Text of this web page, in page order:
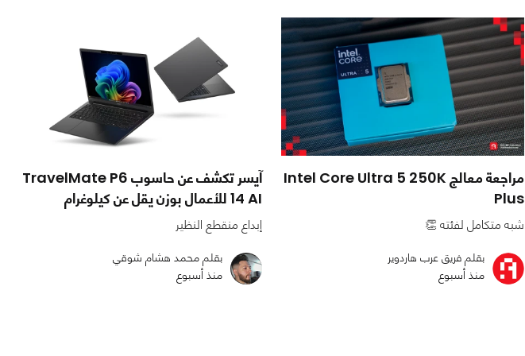
مراجعة معالج Intel Core Ultra 5 250K
Plus
شبه متكامل لفئته 👏
بقلم فريق عرب هاردوير
منذ أسبوع
آيسر تكشف عن حاسوب TravelMate P6
14 AI للأعمال بوزن يقل عن كيلوغرام
إبداع منقطع النظير
بقلم محمد هشام شوقي
منذ أسبوع